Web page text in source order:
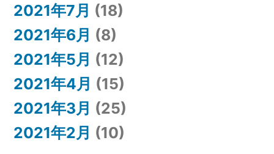
2021年7月 (18)
2021年6月 (8)
2021年5月 (12)
2021年4月 (15)
2021年3月 (25)
2021年2月 (10)